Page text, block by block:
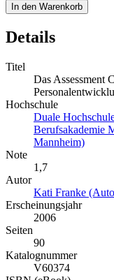
In den Warenkorb
Details
Titel
Das Assessment
Hochschule
Duale
Berufsakademie
Mannheim)
Note
1,7
Autor
Kati Franke
Erscheinungsjahr
2006
Seiten
90
Katalognummer
V60374